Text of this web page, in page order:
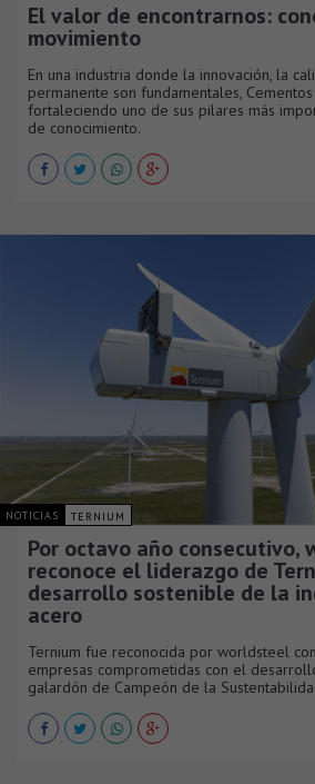
El valor de encontrarnos:
movimiento
En una industria donde la innovación, la
permanente son fundamentales,
fortaleciendo uno de sus pilares más
de conocimiento.
NOTICIAS TERNIUM
Por octavo año consecutivo,
reconoce el liderazgo de
desarrollo sostenible de la
acero
Ternium fue reconocida por worldsteel
empresas comprometidas con el
galardón de Campeón de la